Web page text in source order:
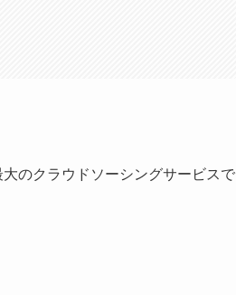
のクラウドソーシングサービスで